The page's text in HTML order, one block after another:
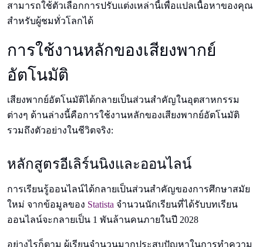
สามารถใช้ตัวเลือกการปรับแต่งเหล่านี้เพื่อแปลเนื้อหาของคุณ
สําหรับผู้ชมทั่วโลกได้
การใช้งานหลักของเสียงพากย์
อัตโนมัติ
เสียงพากย์อัตโนมัติได้กลายเป็นส่วนสําคัญในอุตสาหกรรม
ต่างๆ ด้านล่างนี้คือการใช้งานหลักของเสียงพากย์อัตโนมัติ
รวมถึงตัวอย่างในชีวิตจริง:
หลักสูตรอีเลิร์นนิงและออนไลน์
การเรียนรู้ออนไลน์ได้กลายเป็นส่วนสําคัญของการศึกษาสมัย
ใหม่ จากข้อมูลของ Statista จํานวนนักเรียนที่ได้รับบทเรียน
ออนไลน์จะกลายเป็น 1 พันล้านคนภายในปี 2028
อย่างไรก็ตาม ผู้เรียนจํานวนมากประสบปัญหาในการทําความ